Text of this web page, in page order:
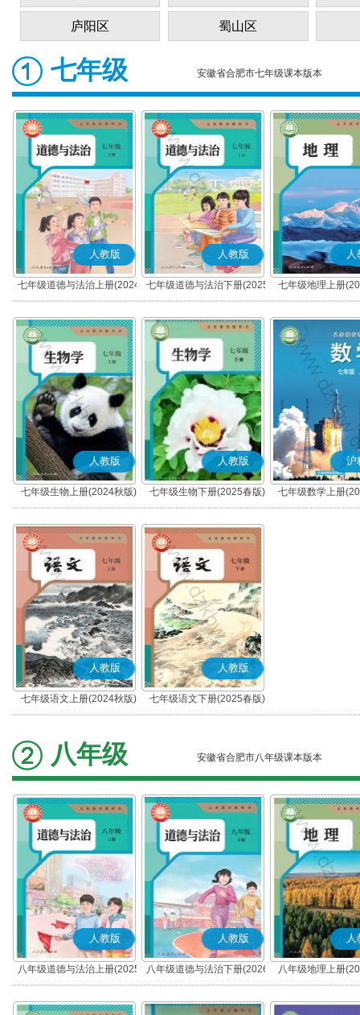
庐阳区 蜀山区
七年级 安徽省合肥市七年级课本版本
人教版
七年级道德与法治上册(2024
秋版)(部编版)
人教版
七年级道德与法治下册(2025
春版)(部编版)
人
七年级地理上册
人教版
七年级生物上册(2024秋版)
人教版
七年级生物下册(2025春版)
沪
七年级数学上册
人教版
七年级语文上册(2024秋版)
(部编版)
人教版
七年级语文下册(2025春版)
(部编版)
八年级 安徽省合肥市八年级课本版本
人教版
八年级道德与法治上册(2025
秋版)(部编版)
人教版
八年级道德与法治下册(2026
春版)(部编版)
人
八年级地理上册